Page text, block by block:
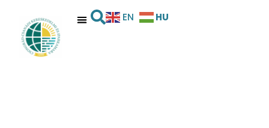
EN HU